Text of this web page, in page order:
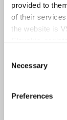
provided to
of their
the website is
Sro, file no.:
(REGON):
Selection
Necessary
Preferences
EASY